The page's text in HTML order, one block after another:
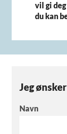
vil gi
du kan
Jeg
Navn